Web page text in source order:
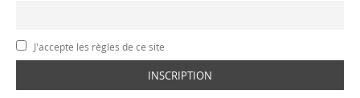
J'accepte les règles de ce site